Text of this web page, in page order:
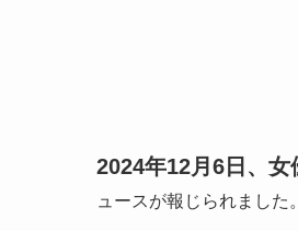
2024年12月6日、
ュースが報じられました。